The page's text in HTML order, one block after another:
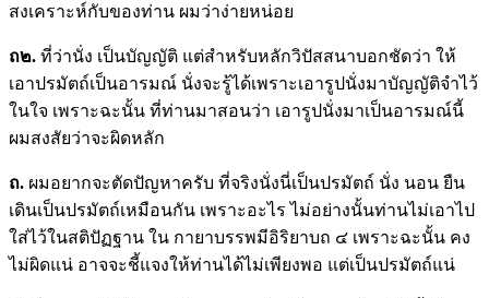
สงเคราะห์กับของท่าน ผมว่าง่ายหน่อย
ถ๒. ที่ว่านั่ง เป็นบัญญัติ แต่สำหรับหลักวิปัสสนาบอกชัดว่า ให้
เอาปรมัตถ์เป็นอารมณ์ นั่งจะรู้ได้เพราะเอารูปนั่งมาบัญญัติจำไว้
ในใจ เพราะฉะนั้น ที่ท่านมาสอนว่า เอารูปนั่งมาเป็นอารมณ์นี้
ผมสงสัยว่าจะผิดหลัก
ถ. ผมอยากจะตัดปัญหาครับ ที่จริงนั่งนี่เป็นปรมัตถ์ นั่ง นอน ยืน
เดินเป็นปรมัตถ์เหมือนกัน เพราะอะไร ไม่อย่างนั้นท่านไม่เอาไป
ใส่ไว้ในสติปัฏฐาน ใน กายาบรรพมีอิริยาบถ ๔ เพราะฉะนั้น คง
ไม่ผิดแน่ อาจจะชี้แจงให้ท่านได้ไม่เพียงพอ แต่เป็นปรมัตถ์แน่